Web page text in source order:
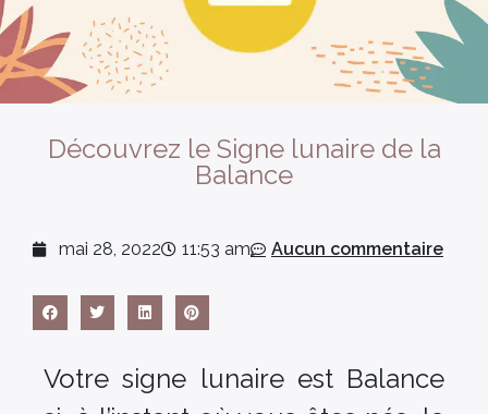
Découvrez le Signe lunaire de la
Balance
mai 28, 2022 11:53 am Aucun commentaire
Votre signe lunaire est Balance